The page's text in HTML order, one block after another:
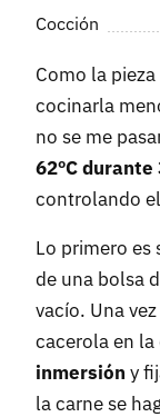
Cocción
Como la
cocinarla
no se me
62ºC durante
controlando
Lo primero es
de una bolsa
vacío. Una
cacerola en
inmersión y
la carne se